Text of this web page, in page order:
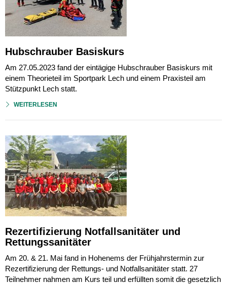
Hubschrauber Basiskurs
Am 27.05.2023 fand der eintägige Hubschrauber Basiskurs mit
einem Theorieteil im Sportpark Lech und einem Praxisteil am
Stützpunkt Lech statt.
WEITERLESEN
Rezertifizierung Notfallsanitäter und
Rettungssanitäter
Am 20. & 21. Mai fand in Hohenems der Frühjahrstermin zur
Rezertifizierung der Rettungs- und Notfallsanitäter statt. 27
Teilnehmer nahmen am Kurs teil und erfüllten somit die gesetzlich